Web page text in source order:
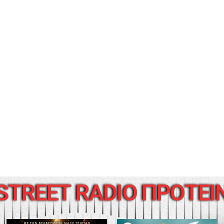
RADIO